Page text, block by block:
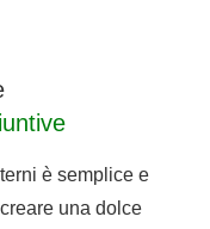
è semplice e
una dolce